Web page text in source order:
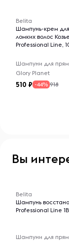
Belita
Шампунь-крем
ломких волос
Professional Line,
Шампуни для
Glory Planet
510 -44% 918
Вы
Belita
Шампунь
Professional Line
Шампуни для